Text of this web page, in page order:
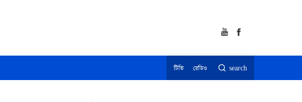
টিভি রেডিও search